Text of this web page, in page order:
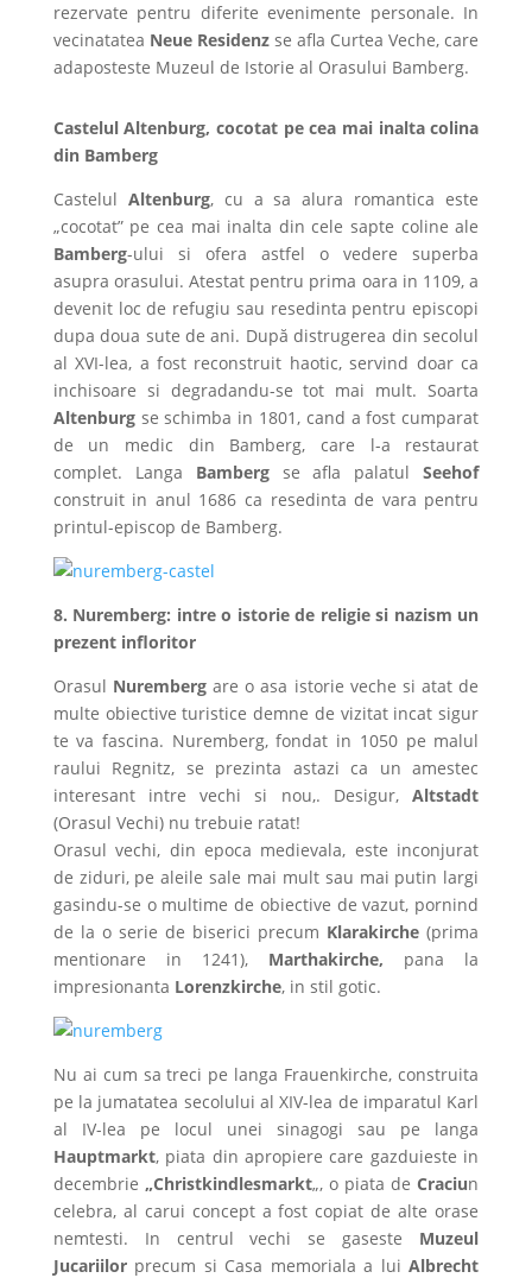
rezervate pentru diferite evenimente personale. In
vecinatatea Neue Residenzse afla Curtea Veche, care
adaposteste Muzeul de Istorie al Orasului Bamberg.
Castelul Altenburg, cocotat pe cea mai inalta colina
din Bamberg
Castelul Altenburg, cu a sa alura romantica este
„cocotat” pe cea mai inalta din cele sapte coline ale
Bamberg-ului si ofera astfel o vedere superba
asupra orasului. Atestat pentru prima oara in 1109, a
devenit loc de refugiu sau resedinta pentru episcopi
dupa doua sute de ani. După distrugerea din secolul
al XVI-lea, a fost reconstruit haotic, servind doar ca
inchisoare si degradandu-se tot mai mult. Soarta
Altenburgse schimba in 1801, cand a fost cumparat
de un medic din Bamberg, care l-a restaurat
complet. Langa Bambergse afla palatulSeehof
construit in anul 1686 ca resedinta de vara pentru
printul-episcop de Bamberg.
8. Nuremberg: intre o istorie de religie si nazism un
prezent infloritor
Orasul Nurembergare o asa istorie veche si atat de
multe obiective turistice demne de vizitat incat sigur
te va fascina. Nuremberg, fondat in 1050 pe malul
raului Regnitz, se prezinta astazi ca un amestec
interesant intre vechi si nou,. Desigur,Altstadt
(Orasul Vechi) nu trebuie ratat!
Orasul vechi, din epoca medievala, este inconjurat
de ziduri, pe aleile sale mai mult sau mai putin largi
gasindu-se o multime de obiective de vazut, pornind
de la o serie de biserici precum Klarakirche (prima
mentionare in 1241), Marthakirche, pana la
impresionanta Lorenzkirche, in stil gotic.
Nu ai cum sa treci pe langa Frauenkirche, construita
pe la jumatatea secolului al XIV-lea de imparatul Karl
al IV-lea pe locul unei sinagogi sau pe langa
Hauptmarkt, piata din apropiere care gazduieste in
decembrie „Christkindlesmarkt„, o piata deCraciun
celebra, al carui concept a fost copiat de alte orase
nemtesti. In centrul vechi se gaseste Muzeul
Jucariilorprecum si Casa memoriala a luiAlbrecht